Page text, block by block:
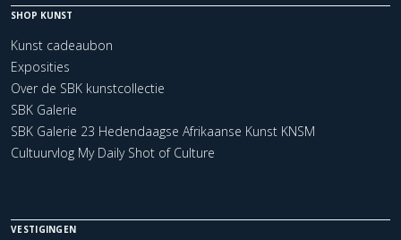
SHOP KUNST
Kunst cadeaubon
Exposities
Over de SBK kunstcollectie
SBK Galerie
SBK Galerie 23 Hedendaagse Afrikaanse Kunst KNSM
Cultuurvlog My Daily Shot of Culture
VESTIGINGEN